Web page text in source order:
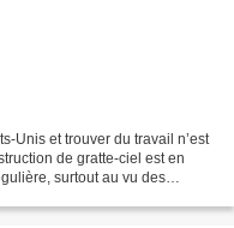
Unis et trouver du travail n’est
de gratte-ciel est en
surtout au vu des